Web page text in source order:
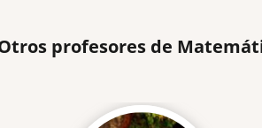
profesores de